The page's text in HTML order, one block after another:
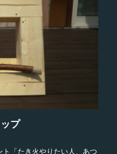
プ
「たき火やりたい人、あつ